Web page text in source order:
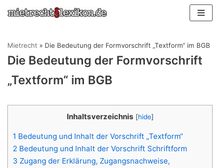
Zum
Mietrecht » Die Bedeutung der Formvorschrift „Textform“ im BGB
Die Bedeutung der Formvorschrift
„Textform“ im BGB
Inhaltsverzeichnis [hide]
1 Bedeutung und Inhalt der Vorschrift „Textform“
2 Bedeutung und Inhalt der Vorschrift Schriftform
3 Zugang der Erklärung, Zugangsnachweise,